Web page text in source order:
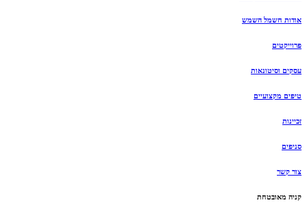
אודות חשמל השמש
פרוייקטים
עסקים וסיטונאות
טיפים מקצועיים
זכיינות
סניפים
צור קשר
קניה מאובטחת